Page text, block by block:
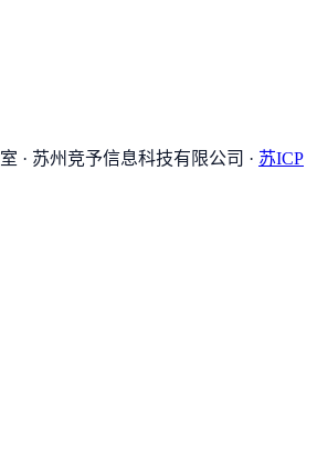
· 苏州竞予信息科技有限公司 · 苏ICP